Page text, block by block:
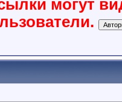
могут